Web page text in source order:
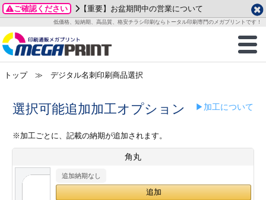
ご確認ください 【重要】お盆期間中の営業について
低価格、短納期、高品質、格安チラシ印刷ならトータル印刷専門のメガプリントです！
商品一覧
グッズ
ステッカー
物
ックカード印刷
ィ・販促グッズ
ご利用ガイド
お客様へ
いて
ついて
方法
刷
カード印刷
ード印刷
ックカード名刺
データ作成ガイド
成前に
ガイド
イド
加工指示ガイド
テンプレート
ード印刷
名刺印刷
名刺印刷
ックカード
一覧
わせ
質問FAQ
り
2026年 8月
月
火 水 木 金
土
1
10
11 12 13
15
24
25 26 27 28
29
2026年 9月
水 木 金
土
トップ≫ デジタル名刺印刷商品選択
選択可能追加加工オプション ▶加工について
※加工ごとに、記載の納期が追加されます。
角丸
追加納期なし